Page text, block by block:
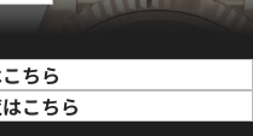
ちら
こちら